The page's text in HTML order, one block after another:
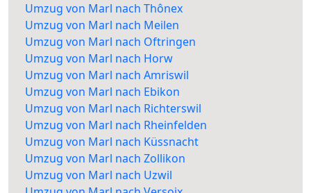
Umzug von Marl nach Thônex
Umzug von Marl nach Meilen
Umzug von Marl nach Oftringen
Umzug von Marl nach Horw
Umzug von Marl nach Amriswil
Umzug von Marl nach Ebikon
Umzug von Marl nach Richterswil
Umzug von Marl nach Rheinfelden
Umzug von Marl nach Küssnacht
Umzug von Marl nach Zollikon
Umzug von Marl nach Uzwil